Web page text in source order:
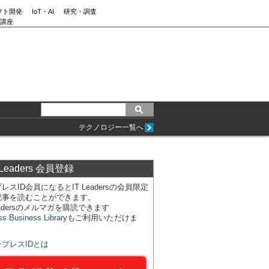
ト開発 IoT・AI
研究・調査
座
テクノロジー一覧へ
会員登録
スID会員になるとIT Leadersの会員限定
を読むことができます。
のメルマガを購読できます
Business Libraryもご利用いただけま
プレスIDとは